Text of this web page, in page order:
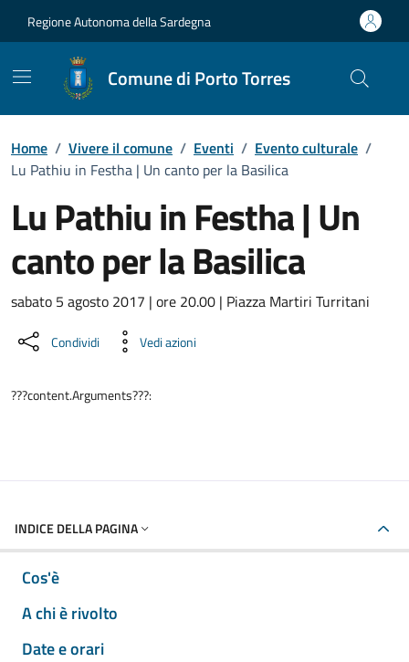
Regione Autonoma della Sardegna
Comune di Porto Torres
Home / Vivere il comune / Eventi / Evento culturale /
Lu Pathiu in Festha | Un canto per la Basilica
Lu Pathiu in Festha | Un
canto per la Basilica
Dettaglio dell'evento
sabato 5 agosto 2017 | ore 20.00 | Piazza Martiri Turritani
Condividi Vedi azioni
???content.Arguments???:
INDICE DELLA PAGINA
Cos'è
A chi è rivolto
Date e orari